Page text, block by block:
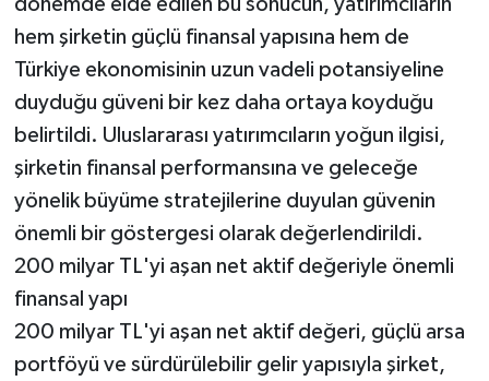
hem şirketin güçlü finansal yapısına hem de
Türkiye ekonomisinin uzun vadeli potansiyeline
duyduğu güveni bir kez daha ortaya koyduğu
belirtildi. Uluslararası yatırımcıların yoğun ilgisi,
şirketin finansal performansına ve geleceğe
yönelik büyüme stratejilerine duyulan güvenin
önemli bir göstergesi olarak değerlendirildi.
200 milyar TL'yi aşan net aktif değeriyle önemli
finansal yapı
200 milyar TL'yi aşan net aktif değeri, güçlü arsa
portföyü ve sürdürülebilir gelir yapısıyla şirket,